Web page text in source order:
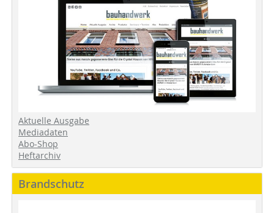
Aktuelle Ausgabe
Mediadaten
Abo-Shop
Heftarchiv
Brandschutz